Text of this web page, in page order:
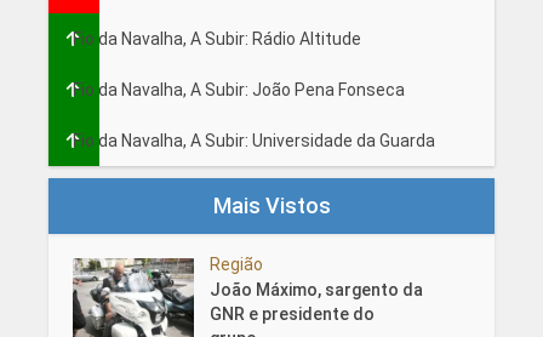
Fio da Navalha, A Subir: Rádio Altitude
Fio da Navalha, A Subir: João Pena Fonseca
Fio da Navalha, A Subir: Universidade da Guarda
Mais Vistos
Região
João Máximo, sargento da
GNR e presidente do